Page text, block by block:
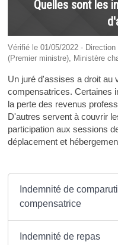
Quelles sont les
Vérifié le 01/05/2022 -
(Premier ministre), Ministère
Un juré d'assises a droit au
compensatrices. Certaines
la perte des revenus
D'autres servent à couvrir
participation aux sessions
déplacement et
Indemnité de
compensatrice
Indemnité de repas